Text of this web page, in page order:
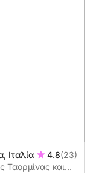
Ιταλία 4.8(23)
Ταορμίνας και